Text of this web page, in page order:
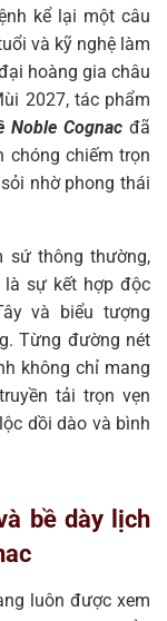
kể lại một câu
và kỹ nghệ làm
hoàng gia châu
2027, tác phẩm
Noble Cognac đã
chóng chiếm trọn
nhờ phong thái
sứ thông thường,
là sự kết hợp độc
và biểu tượng
Từng đường nét
không chỉ mang
tải trọn vẹn
dồi dào và bình
bề dày lịch
luôn được xem